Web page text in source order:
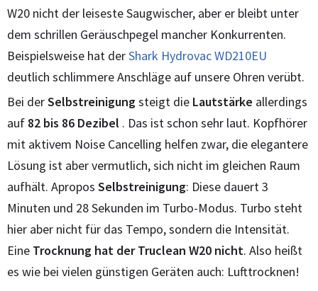
W20 nicht der leiseste Saugwischer, aber er bleibt unter
dem schrillen Geräuschpegel mancher Konkurrenten.
Beispielsweise hat derShark Hydrovac WD210EU
deutlich schlimmere Anschläge auf unsere Ohren verübt.
Bei derSelbstreinigungsteigt die Lautstärke allerdings
auf 82 bis 86 Dezibel . Das ist schon sehr laut. Kopfhörer
mit aktivem Noise Cancelling helfen zwar, die elegantere
Lösung ist aber vermutlich, sich nicht im gleichen Raum
aufhält. Apropos Selbstreinigung: Diese dauert 3
Minuten und 28 Sekunden im Turbo-Modus. Turbo steht
hier aber nicht für das Tempo, sondern die Intensität.
Eine Trocknung hat der Truclean W20 nicht. Also heißt
es wie bei vielen günstigen Geräten auch: Lufttrocknen!